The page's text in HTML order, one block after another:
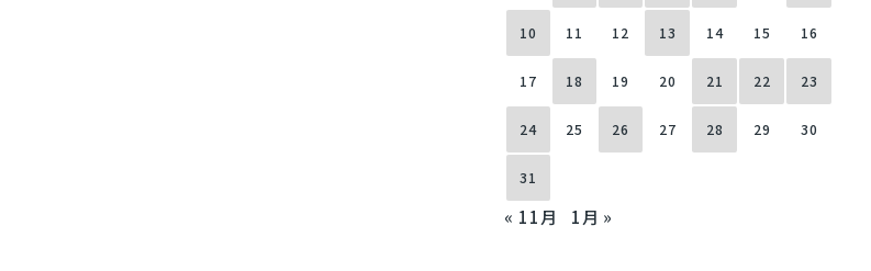
10 11 12 13 14 15 16
17 18 19 20 21 22 23
24 25 26 27 28 29 30
31
« 11月 1月 »